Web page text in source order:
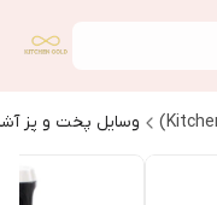
وسایل پخت و پز